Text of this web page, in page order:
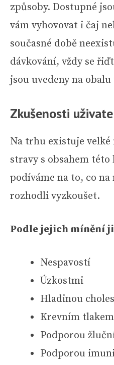
způsoby. Dostupné
vám vyhovovat i čaj
současné době
dávkování, vždy se
jsou uvedeny na
Zkušenosti
Na trhu existuje
stravy s obsahem této
podíváme na to, co
rozhodli vyzkoušet.
Podle jejich mínění
Nespavostí
Úzkostmi
Hladinou
Krevním tlakem
Podporou
Podporou